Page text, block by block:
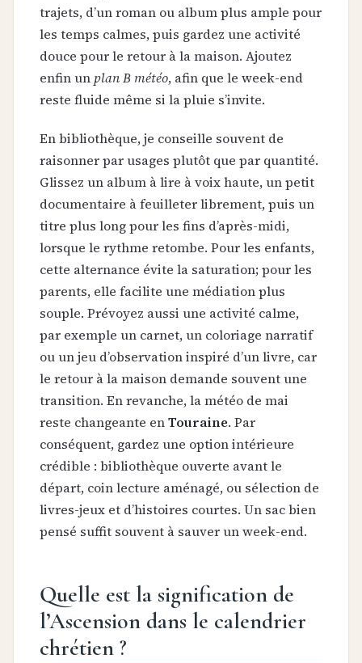
trajets, d’un roman ou album plus ample pour
les temps calmes, puis gardez une activité
douce pour le retour à la maison. Ajoutez
enfin un plan B météo, afin que le week-end
reste fluide même si la pluie s’invite.
En bibliothèque, je conseille souvent de
raisonner par usages plutôt que par quantité.
Glissez un album à lire à voix haute, un petit
documentaire à feuilleter librement, puis un
titre plus long pour les fins d’après-midi,
lorsque le rythme retombe. Pour les enfants,
cette alternance évite la saturation; pour les
parents, elle facilite une médiation plus
souple. Prévoyez aussi une activité calme,
par exemple un carnet, un coloriage narratif
ou un jeu d’observation inspiré d’un livre, car
le retour à la maison demande souvent une
transition. En revanche, la météo de mai
reste changeante enTouraine. Par
conséquent, gardez une option intérieure
crédible : bibliothèque ouverte avant le
départ, coin lecture aménagé, ou sélection de
livres-jeux et d’histoires courtes. Un sac bien
pensé suffit souvent à sauver un week-end.
Quelle est la signification de
l’Ascension dans le calendrier
chrétien ?